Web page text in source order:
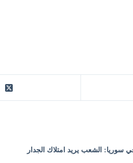
سوريا: الشعب يريد امتلاك الجدار